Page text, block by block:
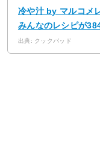
冷や汁 by マルコメ
みんなのレシピが
出典: クックパッド